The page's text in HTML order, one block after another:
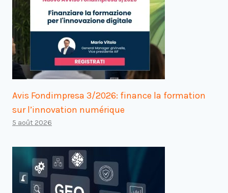
Avis Fondimpresa 3/2026: finance la formation
sur l’innovation numérique
5 août 2026